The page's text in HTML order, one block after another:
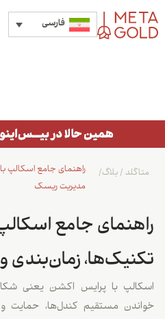
فارسی
راهنمای جامع اسکالپ
مدیریت ریسک
متاگلد /بلاگ/
راهنمای جامع
تکنیک‌ها،
اسکالپ با پرایس اکشن یعنی
خواندن مستقیم کندل‌ها،